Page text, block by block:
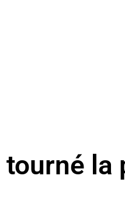
la